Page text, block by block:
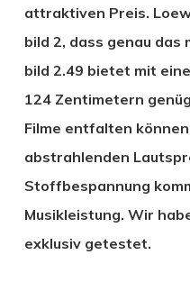
attraktiven Preis.
bild 2, dass genau das
bild 2.49 bietet mit
124 Zentimetern
Filme entfalten
abstrahlenden
Stoffbespannung
Musikleistung. Wir
exklusiv getestet.